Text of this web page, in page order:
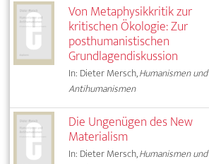
Von Metaphysikkritik zur
kritischen Ökologie: Zur
posthumanistischen
Grundlagendiskussion
In: Dieter Mersch,Humanismen und
Antihumanismen
Die Ungenügen des New
Materialism
In: Dieter Mersch,Humanismen und